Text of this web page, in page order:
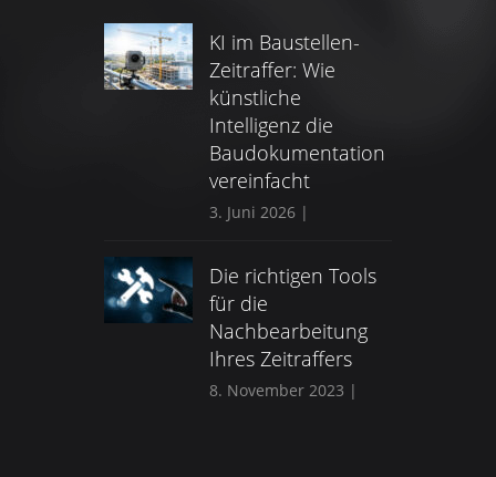
KI im Baustellen-
Zeitraffer: Wie
künstliche
Intelligenz die
Baudokumentation
vereinfacht
3. Juni 2026 |
Die richtigen Tools
für die
Nachbearbeitung
Ihres Zeitraffers
8. November 2023 |